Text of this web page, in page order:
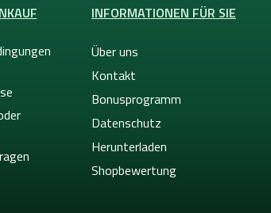
INFORMATIONEN FÜR SIE
Über uns
Kontakt
Bonusprogramm
Datenschutz
Herunterladen
Shopbewertung